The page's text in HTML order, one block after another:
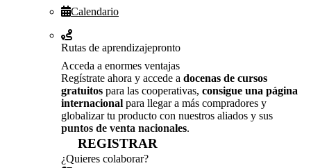
Calendario
Rutas de aprendizajepronto
Acceda a enormes ventajas
Regístrate ahora y accede a docenas de cursos
gratuitos para las cooperativas, consigue una página
internacional para llegar a más compradores y
globalizar tu producto con nuestros aliados y sus
puntos de venta nacionales.
REGISTRAR
¿Quieres colaborar?